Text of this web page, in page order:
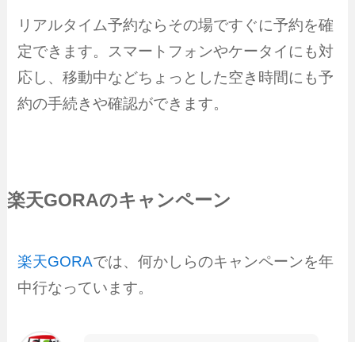
リアルタイム予約ならその場ですぐに予約を確
定できます。スマートフォンやケータイにも対
応し、移動中などちょっとした空き時間にも予
約の手続きや確認ができます。
楽天GORAのキャンペーン
楽天GORAでは、何かしらのキャンペーンを年
中行なっています。